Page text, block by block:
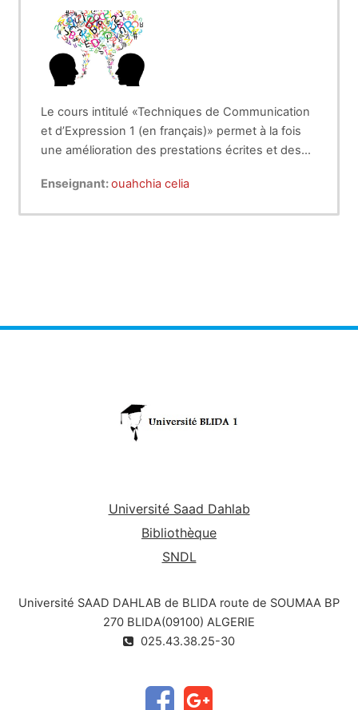
Le cours intitulé «Techniques de Communication
et d’Expression 1 (en français)» permet à la fois
une amélioration des prestations écrites et des
« Sciences de la Nature et de la Vie ».
Enseignant:ouahchia celia
Université Saad Dahlab
Bibliothèque
SNDL
Université SAAD DAHLAB de BLIDA route de SOUMAA BP
270 BLIDA(09100) ALGERIE
025.43.38.25-30